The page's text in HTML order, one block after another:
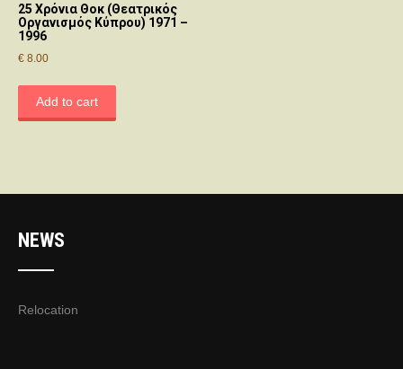
25 Χρόνια Θοκ (Θεατρικός
Οργανισμός Κύπρου) 1971 –
1996
€ 8.00
Add to cart
NEWS
Relocation